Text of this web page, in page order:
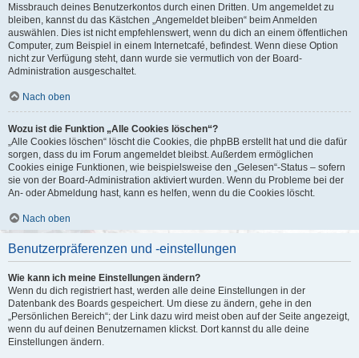
Missbrauch deines Benutzerkontos durch einen Dritten. Um angemeldet zu
bleiben, kannst du das Kästchen „Angemeldet bleiben“ beim Anmelden
auswählen. Dies ist nicht empfehlenswert, wenn du dich an einem öffentlichen
Computer, zum Beispiel in einem Internetcafé, befindest. Wenn diese Option
nicht zur Verfügung steht, dann wurde sie vermutlich von der Board-
Administration ausgeschaltet.
Nach oben
Wozu ist die Funktion „Alle Cookies löschen“?
„Alle Cookies löschen“ löscht die Cookies, die phpBB erstellt hat und die dafür
sorgen, dass du im Forum angemeldet bleibst. Außerdem ermöglichen
Cookies einige Funktionen, wie beispielsweise den „Gelesen“-Status – sofern
sie von der Board-Administration aktiviert wurden. Wenn du Probleme bei der
An- oder Abmeldung hast, kann es helfen, wenn du die Cookies löscht.
Nach oben
Benutzerpräferenzen und -einstellungen
Wie kann ich meine Einstellungen ändern?
Wenn du dich registriert hast, werden alle deine Einstellungen in der
Datenbank des Boards gespeichert. Um diese zu ändern, gehe in den
„Persönlichen Bereich“; der Link dazu wird meist oben auf der Seite angezeigt,
wenn du auf deinen Benutzernamen klickst. Dort kannst du alle deine
Einstellungen ändern.